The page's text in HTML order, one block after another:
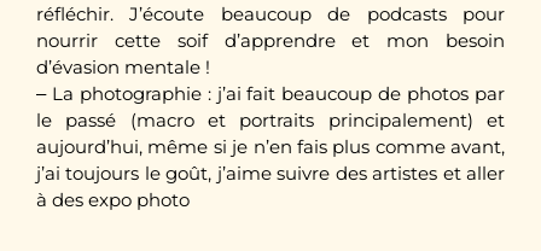
réfléchir. J’écoute beaucoup de podcasts pour
nourrir cette soif d’apprendre et mon besoin
d’évasion mentale !
– La photographie : j’ai fait beaucoup de photos par
le passé (macro et portraits principalement) et
aujourd’hui, même si je n’en fais plus comme avant,
j’ai toujours le goût, j’aime suivre des artistes et aller
à des expo photo